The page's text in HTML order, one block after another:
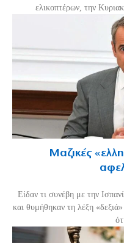
ελικοπτέρων, την
Μαζικές
Είδαν τι συνέβη με την
και θυμήθηκαν τη λέξη